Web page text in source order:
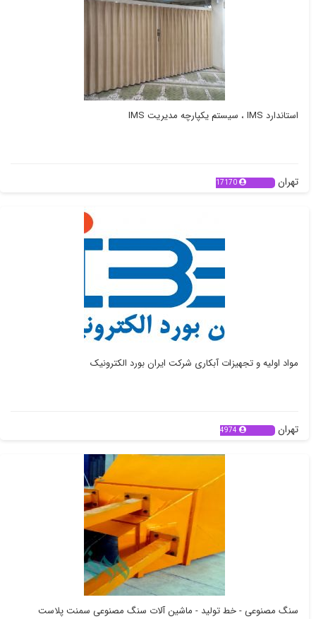
استاندارد IMS ، سیستم یکپارچه مدیریت IMS
تهران 17170
مواد اولیه و تجهیزات آبکاری شرکت ایران بورد الکترونیک
تهران 4974
سنگ مصنوعی - خط تولید - ماشین آلات سنگ مصنوعی سمنت پلاست